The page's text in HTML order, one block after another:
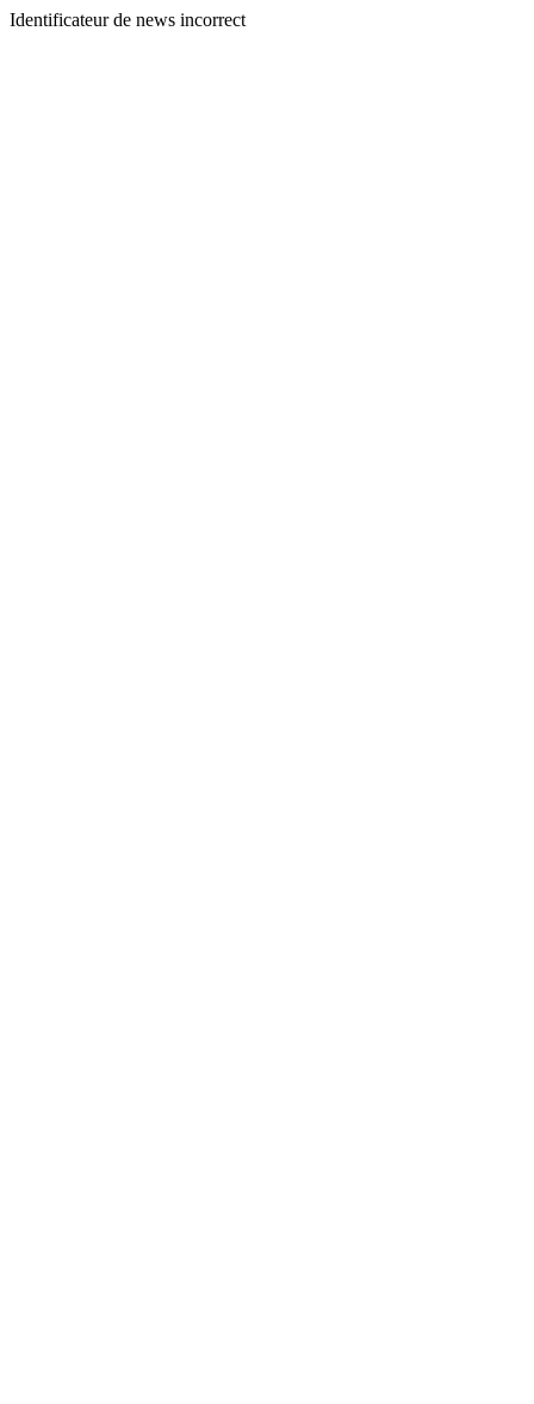
Identificateur de news incorrect